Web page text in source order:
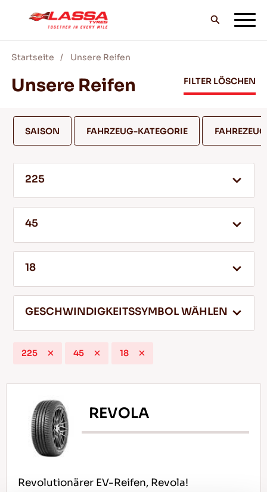
ALLE LASSA REIFEN
BLOG & VIDEOS
SERVICE & HILFE
Tipps für das Fahren im Schnee
WEITERLESEN
Startseite Unsere Reifen
Unsere Reifen FILTER LÖSCHEN
SAISON FAHRZEUG-KATEGORIE
225
45
18
GESCHWINDIGKEITSSYMBOL WÄHLEN
225 45 18
REVOLA
Revolutionärer EV-Reifen, Revola!